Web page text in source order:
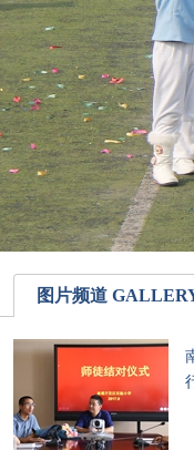
图片频道